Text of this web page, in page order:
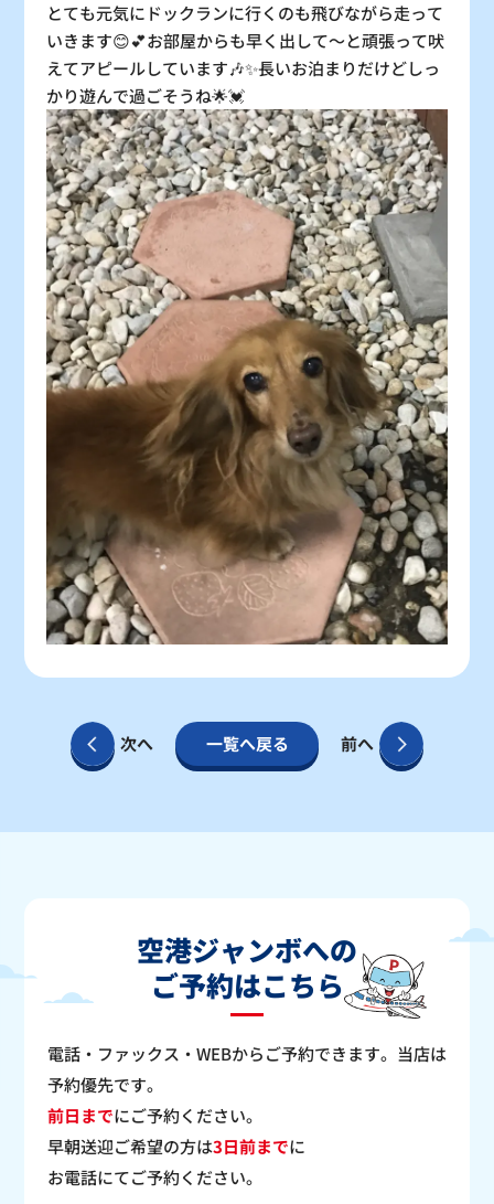
とても元気にドックランに行くのも飛びながら走って
いきます😊💕お部屋からも早く出して〜と頑張って吠
えてアピールしています🎶✨長いお泊まりだけどしっ
かり遊んで過ごそうね🌟💓
次へ 一覧へ戻る 前へ
空港ジャンボへの
ご予約はこちら
電話・ファックス・WEBからご予約できます。当店は
予約優先です。
前日までにご予約ください。
早朝送迎ご希望の方は3日前までに
お電話にてご予約ください。